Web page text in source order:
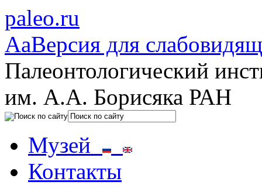
paleo.ru
AaВерсия для
Палеонтологический
им. А.А. Борисяка РАН
Музей
Контакты